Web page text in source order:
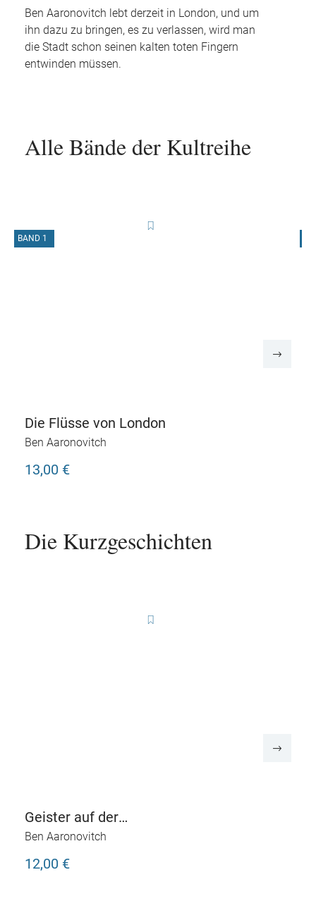
Ben Aaronovitch lebt derzeit in London, und um
ihn dazu zu bringen, es zu verlassen, wird man
die Stadt schon seinen kalten toten Fingern
entwinden müssen.
Alle Bände der Kultreihe
BAND 1
Die Flüsse von London
Ben Aaronovitch
13,00 €
Die Kurzgeschichten
Geister auf der
Metropolitan Line
Ben Aaronovitch
12,00 €